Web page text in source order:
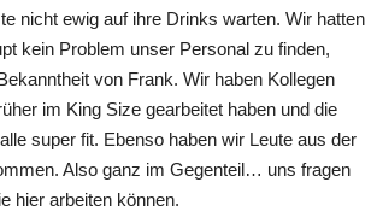
nicht ewig auf ihre Drinks warten. Wir hatten
kein Problem unser Personal zu finden,
von Frank. Wir haben Kollegen
im King Size gearbeitet haben und die
super fit. Ebenso haben wir Leute aus der
Also ganz im Gegenteil… uns fragen
hier arbeiten können.